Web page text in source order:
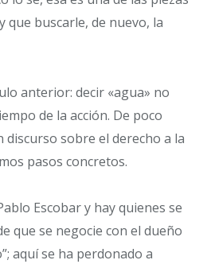
que buscarle, de nuevo, la
anterior: decir «agua» no
de la acción. De poco
sobre el derecho a la
pasos concretos.
Escobar y hay quienes se
que se negocie con el dueño
aquí se ha perdonado a